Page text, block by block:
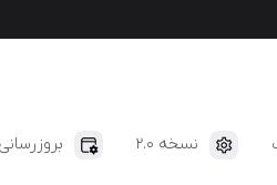
نسخه 2.0 بروزرسانی 1403/03/26